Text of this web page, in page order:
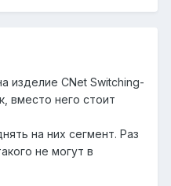
изделие CNet Switching-
вместо него стоит
на них сегмент. Раз
не могут в